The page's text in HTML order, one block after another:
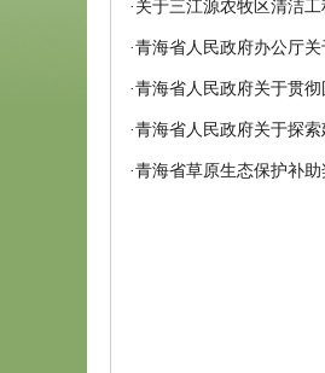
· 关于三江源农牧区清洁
·青海省人民政府办公厅
·青海省人民政府关于贯
·青海省人民政府关于探
·青海省草原生态保护补